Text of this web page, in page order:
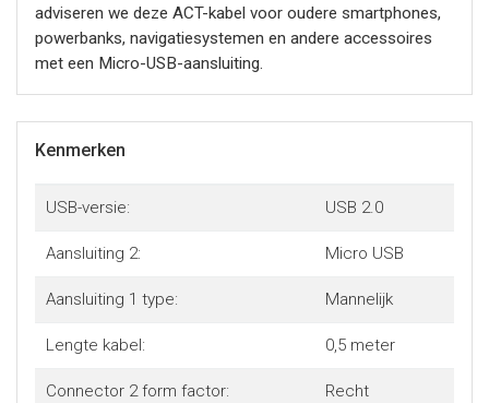
adviseren we deze ACT-kabel voor oudere smartphones,
powerbanks, navigatiesystemen en andere accessoires
met een Micro-USB-aansluiting.
Kenmerken
USB-versie: USB 2.0
Aansluiting 2: Micro USB
Aansluiting 1 type: Mannelijk
Lengte kabel: 0,5 meter
Connector 2 form factor: Recht